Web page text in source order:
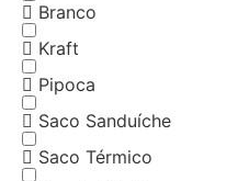
Branco
Kraft
Pipoca
Saco Sanduíche
Saco Térmico